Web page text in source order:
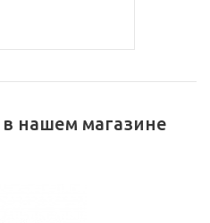
нашем магазине